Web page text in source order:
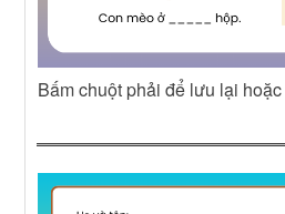
Bấm chuột phải để lưu lại hoặc